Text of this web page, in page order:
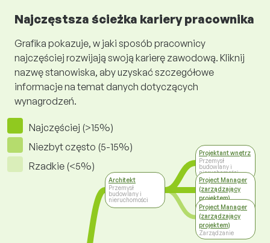
Najczęstsza ścieżka kariery pracownika
Grafika pokazuje, w jaki sposób pracownicy
najczęściej rozwijają swoją karierę zawodową. Kliknij
nazwę stanowiska, aby uzyskać szczegółowe
informacje na temat danych dotyczących
wynagrodzeń.
Najczęściej (>15%)
Niezbyt często (5-15%)
Rzadkie (<5%)
Architekt
Przemysł
budowlany i
nieruchomości
Projektant wnętrz
Przemysł
budowlany i
nieruchomości
Project Manager
(zarządzający
projektem)
Przemysł
budowlany i
nieruchomości
Project Manager
(zarządzający
projektem)
Zarządzanie